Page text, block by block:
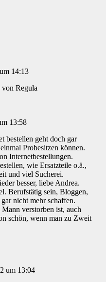
14:13
Regula
13:58
bestellen geht doch gar
Probesitzen können.
Internetbestellungen.
wie Ersatzteile o.ä.,
und viel Sucherei.
besser, liebe Andrea.
Berufstätig sein, Bloggen,
nicht mehr schaffen.
verstorben ist, auch
schön, wenn man zu Zweit
um 13:04